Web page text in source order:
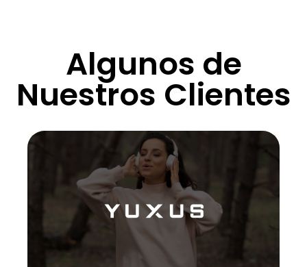
Algunos de
Nuestros Clientes